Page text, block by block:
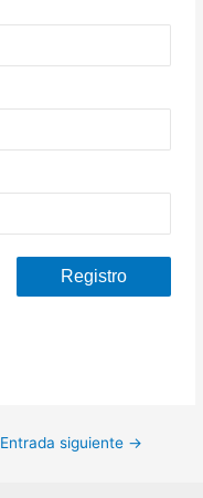
Entrada siguiente →